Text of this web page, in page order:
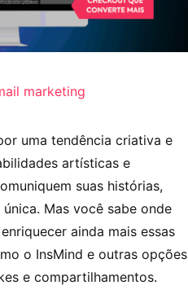
uma tendência criativa e
artísticas e
suas histórias,
Mas você sabe onde
ainda mais essas
o InsMind e outras opções
e compartilhamentos.